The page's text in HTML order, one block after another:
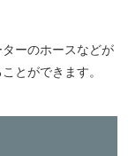
ターのホースなどが
とができます。